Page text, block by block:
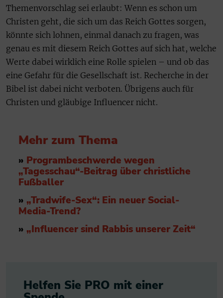
Themenvorschlag sei erlaubt: Wenn es schon um
Christen geht, die sich um das Reich Gottes sorgen,
könnte sich lohnen, einmal danach zu fragen, was
genau es mit diesem Reich Gottes auf sich hat, welche
Werte dabei wirklich eine Rolle spielen – und ob das
eine Gefahr für die Gesellschaft ist. Recherche in der
Bibel ist dabei nicht verboten. Übrigens auch für
Christen und gläubige Influencer nicht.
Mehr zum Thema
» Programbeschwerde wegen
„Tagesschau“-Beitrag über christliche
Fußballer
» „Tradwife-Sex“: Ein neuer Social-
Media-Trend?
» „Influencer sind Rabbis unserer Zeit“
Helfen Sie PRO mit einer